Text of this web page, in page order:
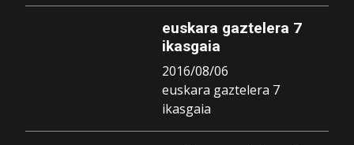
euskara gaztelera 7
ikasgaia
2016/08/06
euskara gaztelera 7
ikasgaia